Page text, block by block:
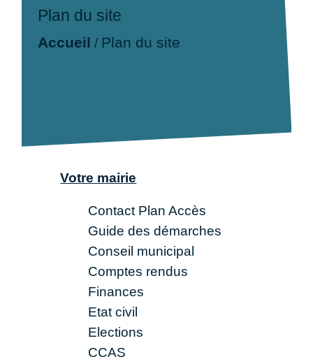
Plan du site
Accueil / Plan du site
Votre mairie
Contact Plan Accès
Guide des démarches
Conseil municipal
Comptes rendus
Finances
Etat civil
Elections
CCAS